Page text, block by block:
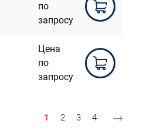
по
запросу
Цена
по
запросу
Текущая страница
1 Страница
2 Страница
3 Страница
4